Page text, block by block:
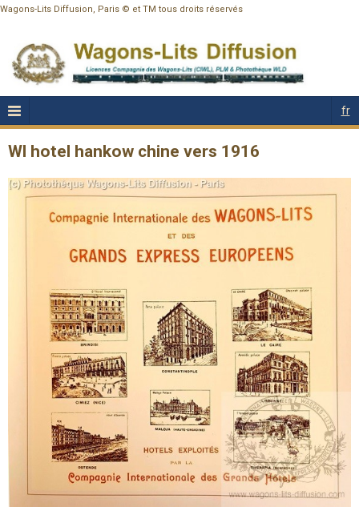
Wagons-Lits Diffusion, Paris © et TM tous droits réservés
fr
Wl hotel hankow chine vers 1916